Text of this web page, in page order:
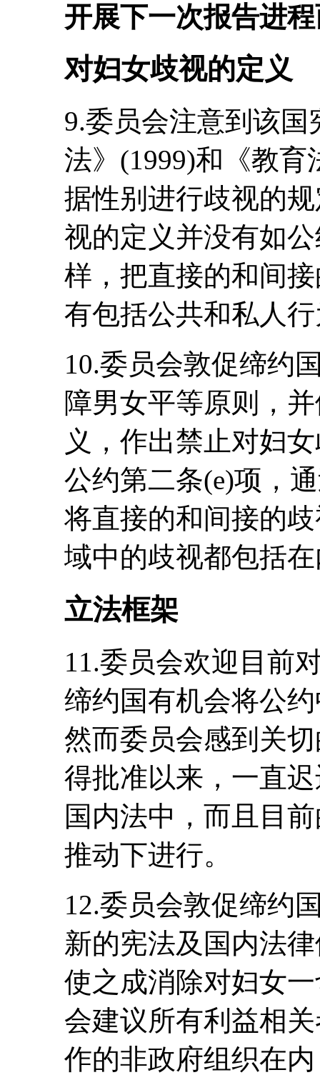
开展下一次报告进
对妇女歧视的定义
9.委员会注意到该
法》(1999)和《教育
据性别进行歧视的
视的定义并没有如
样，把直接的和间
有包括公共和私人
10.委员会敦促缔约
障男女平等原则，
义，作出禁止对妇
公约第二条(e)项，
将直接的和间接的
域中的歧视都包括
立法框架
11.委员会欢迎目前
缔约国有机会将公
然而委员会感到关
得批准以来，一直
国内法中，而且目
推动下进行。
12.委员会敦促缔约
新的宪法及国内法
使之成消除对妇女
会建议所有利益相
作的非政府组织在